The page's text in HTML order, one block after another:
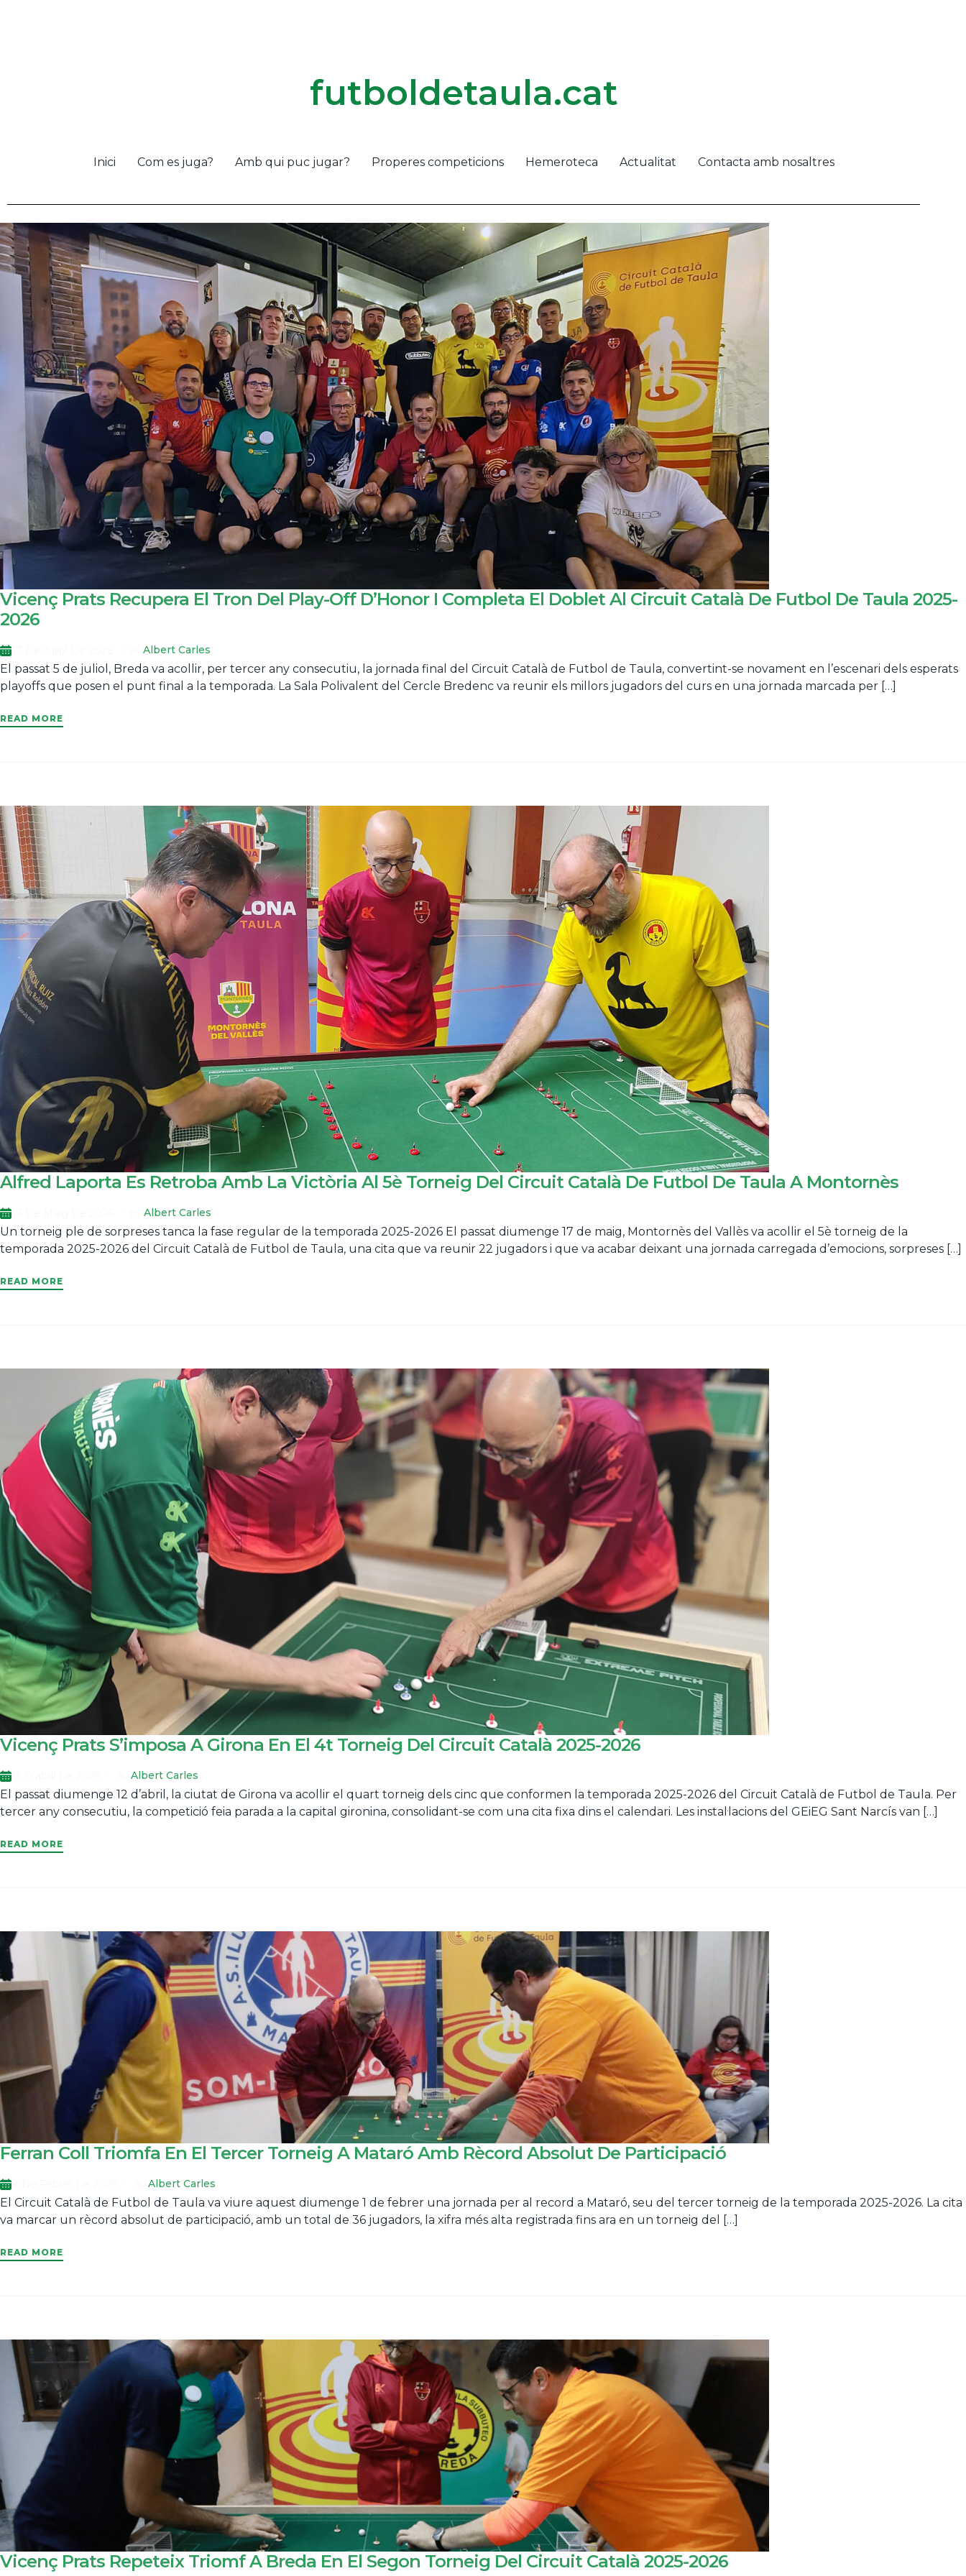
futboldetaula.cat
Inici Com es juga? Amb qui puc jugar? Properes competicions Hemeroteca Actualitat Contacta amb nosaltres
Vicenç Prats Recupera El Tron Del Play-Off D’Honor I Completa El Doblet Al Circuit Català De Futbol De Taula 2025-
2026
Albert Carles
El passat 5 de juliol, Breda va acollir, per tercer any consecutiu, la jornada final del Circuit Català de Futbol de Taula, convertint-se novament en l’escenari dels esperats
playoffs que posen el punt final a la temporada. La Sala Polivalent del Cercle Bredenc va reunir els millors jugadors del curs en una jornada marcada per […]
READ MORE
Alfred Laporta Es Retroba Amb La Victòria Al 5è Torneig Del Circuit Català De Futbol De Taula A Montornès
Albert Carles
Un torneig ple de sorpreses tanca la fase regular de la temporada 2025-2026 El passat diumenge 17 de maig, Montornès del Vallès va acollir el 5è torneig de la
temporada 2025-2026 del Circuit Català de Futbol de Taula, una cita que va reunir 22 jugadors i que va acabar deixant una jornada carregada d’emocions, sorpreses […]
READ MORE
Vicenç Prats S’imposa A Girona En El 4t Torneig Del Circuit Català 2025-2026
Albert Carles
El passat diumenge 12 d’abril, la ciutat de Girona va acollir el quart torneig dels cinc que conformen la temporada 2025-2026 del Circuit Català de Futbol de Taula. Per
tercer any consecutiu, la competició feia parada a la capital gironina, consolidant-se com una cita fixa dins el calendari. Les instal·lacions del GEiEG Sant Narcís van […]
READ MORE
Ferran Coll Triomfa En El Tercer Torneig A Mataró Amb Rècord Absolut De Participació
Albert Carles
El Circuit Català de Futbol de Taula va viure aquest diumenge 1 de febrer una jornada per al record a Mataró, seu del tercer torneig de la temporada 2025-2026. La cita
va marcar un rècord absolut de participació, amb un total de 36 jugadors, la xifra més alta registrada fins ara en un torneig del […]
READ MORE
Vicenç Prats Repeteix Triomf A Breda En El Segon Torneig Del Circuit Català 2025-2026